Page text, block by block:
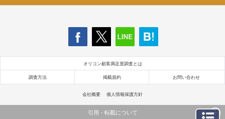
オリコン顧客満足度調査とは
調査方法 掲載規約 お問い合わせ
会社概要 個人情報保護方針
引用・転載について